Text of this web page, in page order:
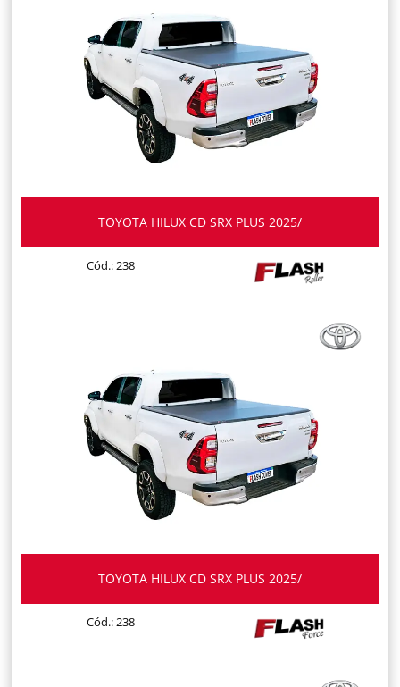
TOYOTA HILUX CD SRX PLUS 2025/
Cód.: 238
TOYOTA HILUX CD SRX PLUS 2025/
Cód.: 238